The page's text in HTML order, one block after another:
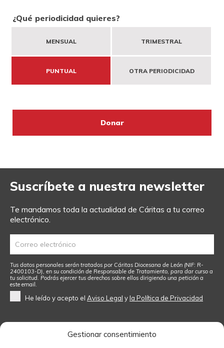
Gestionar consentimiento
ACCESO PARA USUARIOS
EMPRESAS O ENTIDADES SOLIDARIAS
¿Qué periodicidad quieres?
MENSUAL TRIMESTRAL
PUNTUAL OTRA PERIODICIDAD
Suscríbete a nuestra newsletter
Te mandamos toda la actualidad de Cáritas a tu correo
electrónico.
Tus datos personales serán tratados por Cáritas Diocesana de León (NIF: R-
2400103-D), en su condición de Responsable de Tratamiento, para dar curso a
tu solicitud. Podrás ejercer tus derechos sobre ellos dirigiendo una petición a
este email .
He leído y acepto el Aviso Legal yla Política de Privacidad